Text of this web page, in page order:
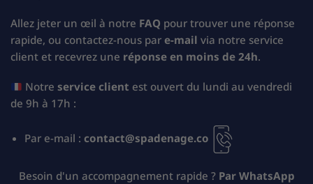
Allez jeter un œil à notre FAQ pour trouver une réponse
rapide, ou contactez-nous par e-mail via notre service
client et recevrez une réponse en moins de 24h.
Notreservice client est ouvert du lundi au vendredi
de 9h à 17h :
Par e-mail : contact@spadenage.co
Besoin d'un accompagnement rapide ? Par WhatsApp